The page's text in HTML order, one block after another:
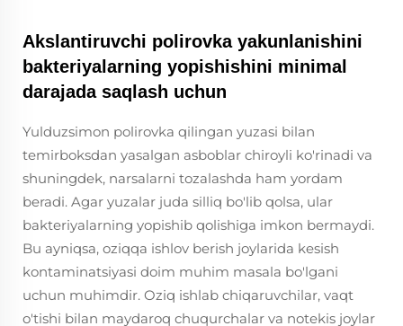
Akslantiruvchi polirovka yakunlanishini
bakteriyalarning yopishishini minimal
darajada saqlash uchun
Yulduzsimon polirovka qilingan yuzasi bilan
temirboksdan yasalgan asboblar chiroyli ko'rinadi va
shuningdek, narsalarni tozalashda ham yordam
beradi. Agar yuzalar juda silliq bo'lib qolsa, ular
bakteriyalarning yopishib qolishiga imkon bermaydi.
Bu ayniqsa, oziqqa ishlov berish joylarida kesish
kontaminatsiyasi doim muhim masala bo'lgani
uchun muhimdir. Oziq ishlab chiqaruvchilar, vaqt
o'tishi bilan maydaroq chuqurchalar va notekis joylar